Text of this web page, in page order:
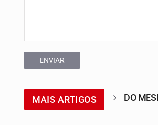
ENVIAR
MAIS ARTIGOS DO